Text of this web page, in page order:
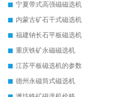
宁夏带式高强磁磁选机
内蒙古矿石干式磁选机
福建钠长石平板磁选机
重庆铁矿永磁磁选机
江苏平板磁选机的参数
德州永磁筒式磁选机